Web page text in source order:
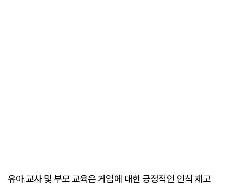
유아 교사 및 부모 교육은 게임에 대한 긍정적인 인식 제고